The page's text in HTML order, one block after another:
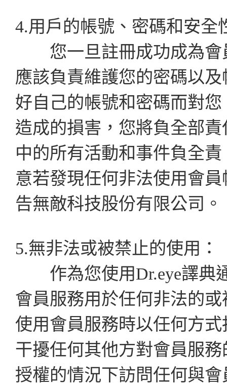
4.用戶的帳號、密碼和安全
您一旦註冊成功成為會
應該負責維護您的密碼以
好自己的帳號和密碼而對
造成的損害，您將負全部
中的所有活動和事件負全
意若發現任何非法使用會
告無敵科技股份有限公司。
5.無非法或被禁止的使用：
作為您使用Dr.eye譯典
會員服務用於任何非法的
使用會員服務時以任何方
干擾任何其他方對會員服
授權的情況下訪問任何與